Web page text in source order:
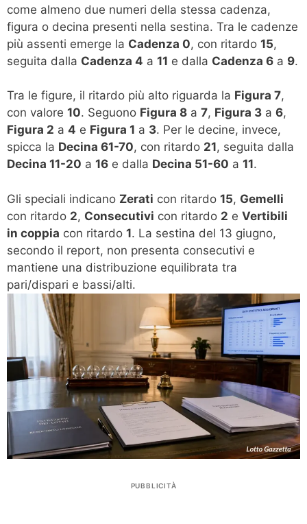
come almeno due numeri della stessa cadenza,
figura o decina presenti nella sestina. Tra le cadenze
più assenti emerge la Cadenza 0, con ritardo 15,
seguita dalla Cadenza 4 a 11 e dalla Cadenza 6 a 9.
Tra le figure, il ritardo più alto riguarda la Figura 7,
con valore 10. Seguono Figura 8 a 7, Figura 3 a 6,
Figura 2 a 4 e Figura 1 a 3. Per le decine, invece,
spicca la Decina 61-70, con ritardo 21, seguita dalla
Decina 11-20 a 16 e dalla Decina 51-60 a 11.
Gli speciali indicano Zerati con ritardo 15, Gemelli
con ritardo 2, Consecutivi con ritardo 2 e Vertibili
in coppia con ritardo 1. La sestina del 13 giugno,
secondo il report, non presenta consecutivi e
mantiene una distribuzione equilibrata tra
pari/dispari e bassi/alti.
PUBBLICITÀ